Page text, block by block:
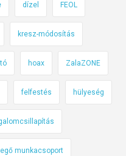
dízel FEOL
kresz-módosítás
hoax ZalaZONE
felfestés hülyeség
munkacsoport